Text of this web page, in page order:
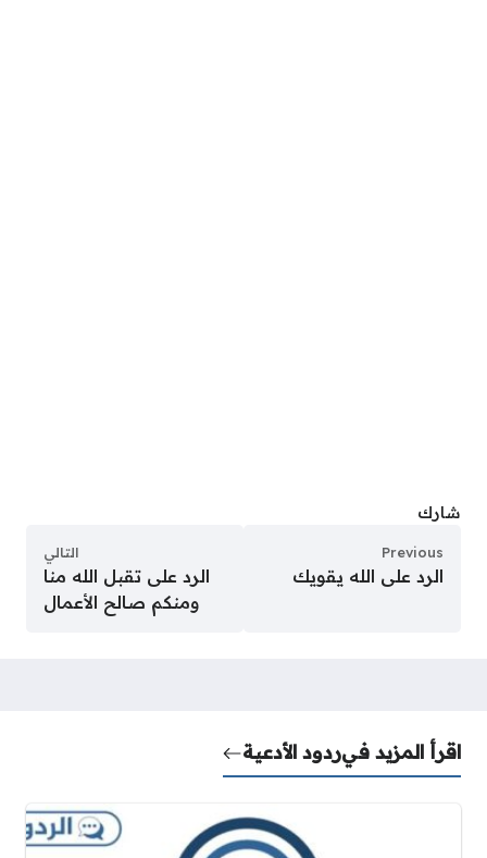
شارك
Previous
الرد على الله يقويك
التالي
الرد على تقبل الله منا
ومنكم صالح الأعمال
اقرأ المزيد فيردود الأدعية